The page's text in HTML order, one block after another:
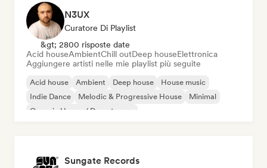
N3UX
Curatore Di Playlist
&gt; 2800 risposte date
Acid houseAmbientChill outDeep houseElettronica
Aggiungere artisti nelle mie playlist più seguite
Acid house Ambient Deep house
House music
Indie Dance
Melodic & Progressive House
Minimal
Organic House / Downtempo
Sungate Records